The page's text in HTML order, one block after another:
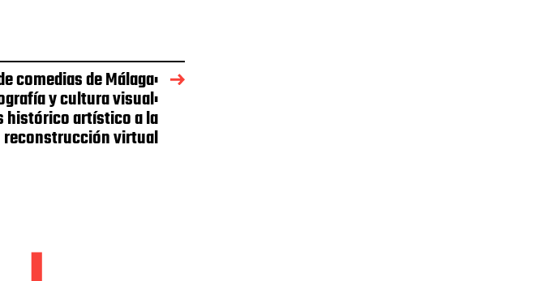
comedias de Málaga:
y cultura visual:
histórico artístico a la
reconstrucción virtual